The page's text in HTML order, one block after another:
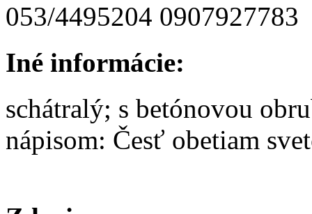
053/4495204 0907927783
Iné informácie:
schátralý; s betónovou
nápisom: Česť obetiam